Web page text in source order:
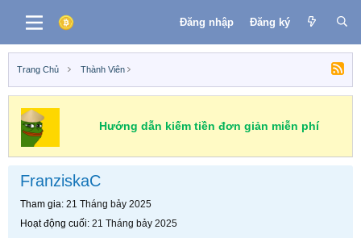
Đăng nhập Đăng ký
Trang Chủ Thành Viên
Hướng dẫn kiếm tiền đơn giản miễn phí
FranziskaC
Tham gia 21 Tháng bảy 2025
Hoạt động cuối 21 Tháng bảy 2025